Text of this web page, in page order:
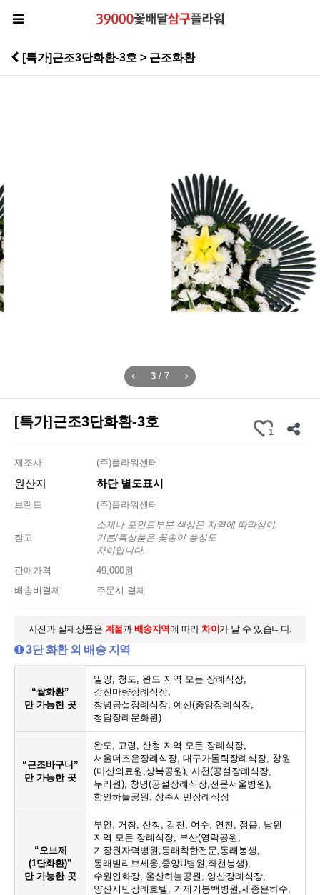
[특가]근조3단화환-3호 > 근조화환
3 / 7
[특가]근조3단화환-3호
1
제조사 (주)플라워센터
원산지 하단 별도표시
브랜드 (주)플라워센터
참고
소재나 포인트부분 색상은 지역에 따라상이.
기본/특상품은 꽃송이 풍성도
차이입니다.
판매가격
49,000원
배송비결제
주문시 결제
사진과 실제상품은 계절과 배송지역에 따라 차이 가 날 수 있습니다.
3단 화환 외 배송 지역
“쌀화환”
만 가능한 곳
밀양, 청도, 완도 지역 모든 장례식장,
강진마량장례식장,
창녕공설장례식장, 예산(중앙장례식장,
청담장례문화원)
“근조바구니”
만 가능한 곳
완도, 고령, 산청 지역 모든 장례식장,
서울더조은장례식장, 대구가톨릭장례식장, 창원
(마산의료원,상복공원), 사천(공설장례식장,
누리원), 창녕(공설장례식장,전문서울병원),
함안하늘공원, 상주시민장례식장
“오브제
(1단화환)”
만 가능한 곳
부안, 거창, 산청, 김천, 여수, 연천, 정읍, 남원
지역 모든 장례식장, 부산(영락공원,
기장원자력병원,동래착한전문,동래봉생,
동래빌리브세웅,중앙U병원,좌천봉생),
수원연화장, 울산하늘공원, 양산장례식장,
양산시민장례호텔, 거제거붕백병원,세종은하수,